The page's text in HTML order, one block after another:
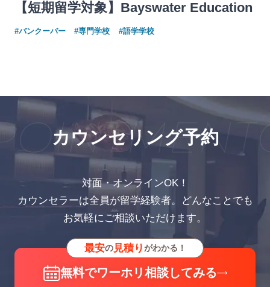
【短期留学対象】Bayswater Education
#バンクーバー #専門学校 #語学学校
カウンセリング予約
対面・オンラインOK！
カウンセラーは全員が留学経験者。どんなことでも
お気軽にご相談いただけます。
最安の見積りがわかる！
無料でワーホリ相談してみる